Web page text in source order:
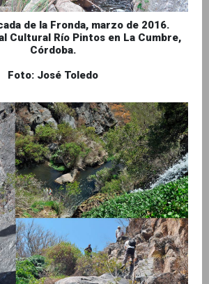
de la Fronda, marzo de 2016.
Cultural Río Pintos en La Cumbre,
Córdoba.
Foto: José Toledo